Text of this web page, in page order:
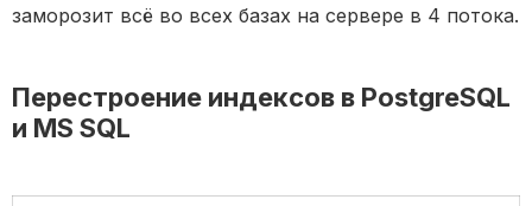
заморозит всё во всех базах на сервере в 4 потока.
Перестроение индексов в PostgreSQL
и MS SQL